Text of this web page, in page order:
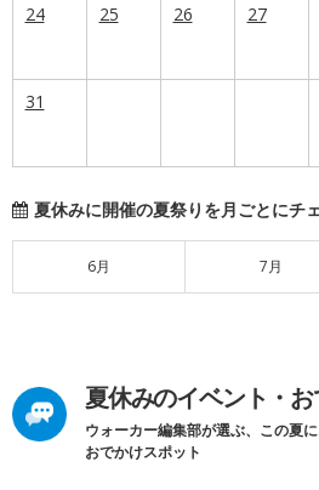
24 25 26 27
31
夏休みに開催の夏祭りを月ごとにチ
6月 7月
夏休みのイベント・
ウォーカー編集部が選ぶ、この夏
おでかけスポット